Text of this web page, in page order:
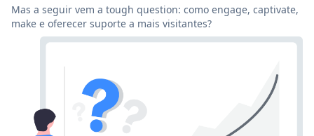
Mas a seguir vem a tough question: como engage, captivate,
make e oferecer suporte a mais visitantes?